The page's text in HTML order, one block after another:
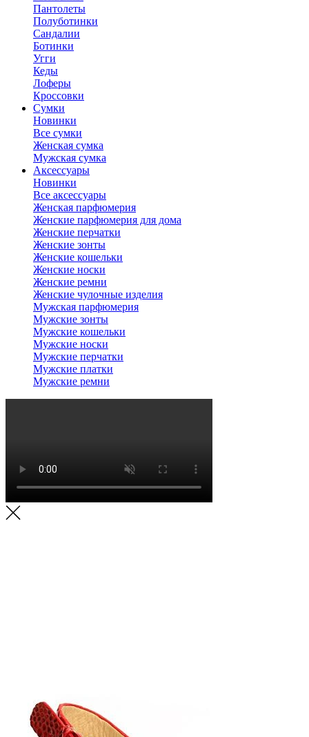
Пантолеты
Полуботинки
Сандалии
Ботинки
Угги
Кеды
Лоферы
Кроссовки
Сумки
Новинки
Все сумки
Женская сумка
Мужская сумка
Аксессуары
Новинки
Все аксессуары
Женская парфюмерия
Женские парфюмерия для дома
Женские перчатки
Женские зонты
Женские кошельки
Женские носки
Женские ремни
Женские чулочные изделия
Мужская парфюмерия
Мужские зонты
Мужские кошельки
Мужские носки
Мужские перчатки
Мужские платки
Мужские ремни